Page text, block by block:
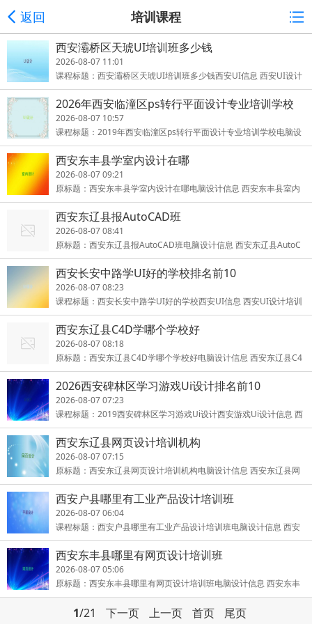
返回 培训课程
西安灞桥区天琥UI培训班多少钱
2026-08-07 11:01
课程标题：西安灞桥区天琥UI培训班多少钱西安UI信息 西安UI设计
培训学校是西安一家专业培训UI的实战培训基地，是专业培训UI的
摇篮
2026年西安临潼区ps转行平面设计专业培训学校
2026-08-07 10:57
课程标题：2019年西安临潼区ps转行平面设计专业培训学校电脑设
计信息 西安临潼区ps转行平面设计是西安ui设计培训学校的重点专
业，
西安东丰县学室内设计在哪
2026-08-07 09:21
原标题：西安东丰县学室内设计在哪电脑设计信息 西安东丰县室内
设计是西安ui设计培训学校的重点专业，西安市知名的室内设计培训
机
西安东辽县报AutoCAD班
2026-08-07 08:41
原标题：西安东辽县报AutoCAD班电脑设计信息 西安东辽县AutoC
AD是西安ui设计培训学校的重点专业，西安市知名的AutoCAD培训
机构，
西安长安中路学UI好的学校排名前10
2026-08-07 08:23
课程标题：西安长安中路学UI好的学校西安UI信息 西安UI设计培训
学校是西安一家专业培训UI的实战培训基地，是专业培训UI的摇
篮！西
西安东辽县C4D学哪个学校好
2026-08-07 08:18
原标题：西安东辽县C4D学哪个学校好电脑设计信息 西安东辽县C4
D是西安ui设计培训学校的重点专业，西安市知名的C4D培训机构，
教育
2026西安碑林区学习游戏Ui设计排名前10
2026-08-07 07:23
课程标题：2019西安碑林区学习游戏Ui设计西安游戏Ui设计信息 西
安UI设计培训学校是西安一家专业培训游戏Ui设计的实战培训基
地，是
西安东辽县网页设计培训机构
2026-08-07 07:15
原标题：西安东辽县网页设计培训机构电脑设计信息 西安东辽县网
页设计是西安ui设计培训学校的重点专业，西安市知名的网页设计培
训
西安户县哪里有工业产品设计培训班
2026-08-07 06:04
课程标题：西安户县哪里有工业产品设计培训班电脑设计信息 西安
户县工业产品设计是西安ui设计培训学校的重点专业，西安市知名的
工
西安东丰县哪里有网页设计培训班
2026-08-07 05:06
原标题：西安东丰县哪里有网页设计培训班电脑设计信息 西安东丰
县网页设计是西安ui设计培训学校的重点专业，西安市知名的网页设
1/21 下一页 上一页 首页 尾页